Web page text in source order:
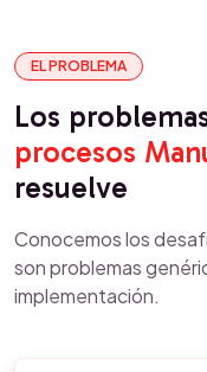
EL PROBLEMA
Los
procesos
resuelve
Conocemos los
son problemas
implementación.